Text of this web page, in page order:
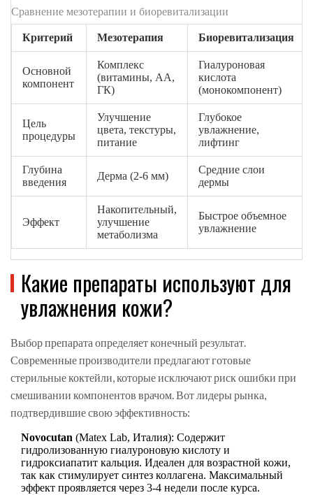
Сравнение мезотерапии и биоревитализации
Критерий Мезотерапия Биоревитализация
Основной
компонент
Комплекс
(витамины, АА,
ГК)
Гиалуроновая
кислота
(монокомпонент)
Цель
процедуры
Улучшение
цвета, текстуры,
питание
Глубокое
увлажнение,
лифтинг
Глубина
введения
Дерма (2-6 мм)
Средние слои
дермы
Эффект
Накопительный,
улучшение
метаболизма
Быстрое объемное
увлажнение
Какие препараты используют для
увлажнения кожи?
Выбор препарата определяет конечный результат.
Современные производители предлагают готовые
стерильные коктейли, которые исключают риск ошибки при
смешивании компонентов врачом. Вот лидеры рынка,
подтвердившие свою эффективность:
Novocutan (Matex Lab, Италия): Содержит
гидролизованную гиалуроновую кислоту и
гидроксиапатит кальция. Идеален для возрастной кожи,
так как стимулирует синтез коллагена. Максимальный
эффект проявляется через 3-4 недели после курса.